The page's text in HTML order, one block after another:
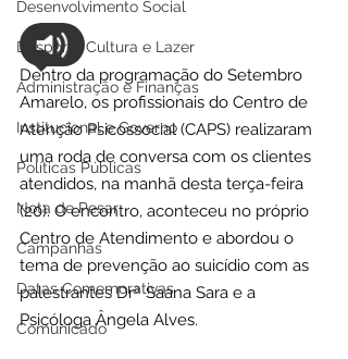
Desenvolvimento Social
Desporto Cultura e Lazer
Administração e Finanças
Institucional e Governo
Políticas Públicas
Nota de Pesar
Campanhas
Datas Comemorativas
Comunicado
Dentro da programação do Setembro
Amarelo, os profissionais do Centro de
Atenção Psicossocial (CAPS) realizaram
uma roda de conversa com os clientes
atendidos, na manhã desta terça-feira
(20). O encontro, aconteceu no próprio
Centro de Atendimento e abordou o
tema de prevenção ao suicídio com as
palestrantes Drª Saana Sara e a
Psicóloga Ângela Alves.